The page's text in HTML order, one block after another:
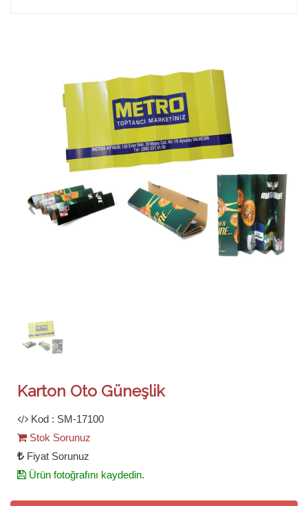
Karton Oto Güneşlik
Kod : SM-17100
Stok Sorunuz
Fiyat Sorunuz
Ürün fotoğrafını kaydedin.